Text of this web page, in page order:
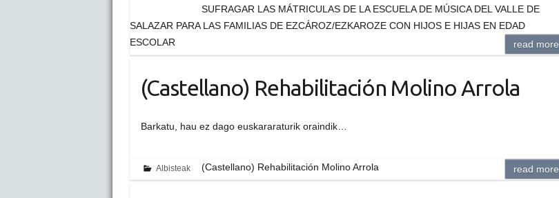
SUFRAGAR LAS MÁTRICULAS DE LA ESCUELA DE MÚSICA DEL VALLE DE
SALAZAR PARA LAS FAMILIAS DE EZCÁROZ/EZKAROZE CON HIJOS E HIJAS EN EDAD
ESCOLAR
read more
(Castellano) Rehabilitación Molino Arrola
Barkatu, hau ez dago euskararaturik oraindik…
Albisteak (Castellano) Rehabilitación Molino Arrola read more